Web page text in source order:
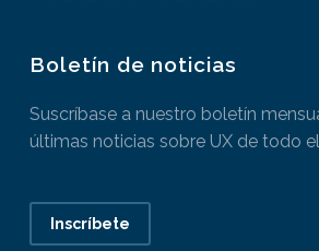
Boletín de noticias
Suscríbase a nuestro boletín
últimas noticias sobre UX de todo
Inscríbete